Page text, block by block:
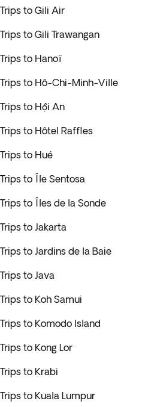
Trips to Gili Air
Trips to Gili Trawangan
Trips to Hanoï
Trips to Hô-Chi-Minh-Ville
Trips to Hội An
Trips to Hôtel Raffles
Trips to Hué
Trips to Île Sentosa
Trips to Îles de la Sonde
Trips to Jakarta
Trips to Jardins de la Baie
Trips to Java
Trips to Koh Samui
Trips to Komodo Island
Trips to Kong Lor
Trips to Krabi
Trips to Kuala Lumpur